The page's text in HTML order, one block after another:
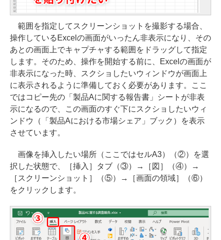
範囲を指定してスクリーンショットを撮影する場合、
操作しているExcelの画面がいったん非表示になり、その
あとの画面上でキャプチャする範囲をドラッグして指定
します。そのため、操作を開始する前に、Excelの画面が
非表示になった時、スクショしたいウィンドウが画面上
に表示されるように準備しておく必要があります。ここ
ではコピー先の「製品Aに関する報告書」シートが非表
示になるので、この画面のすぐ下にスクショしたいウィ
ンドウ（「製品Aにおける市場シェア」ブック）を表示
させています。
画像を挿入したい場所（ここではセルA3）（②）を選
択した状態で、［挿入］タブ（③）→［図］（④）→
［スクリーンショット］（⑤）→［画面の領域］（⑥）
をクリックします。